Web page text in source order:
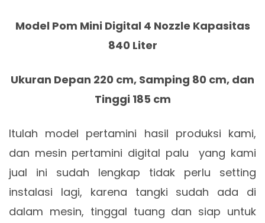
Model Pom Mini Digital 4 Nozzle Kapasitas
840 Liter
Ukuran Depan 220 cm, Samping 80 cm, dan
Tinggi 185 cm
Itulah model pertamini hasil produksi kami,
dan mesin pertamini digital palu yang kami
jual ini sudah lengkap tidak perlu setting
instalasi lagi, karena tangki sudah ada di
dalam mesin, tinggal tuang dan siap untuk